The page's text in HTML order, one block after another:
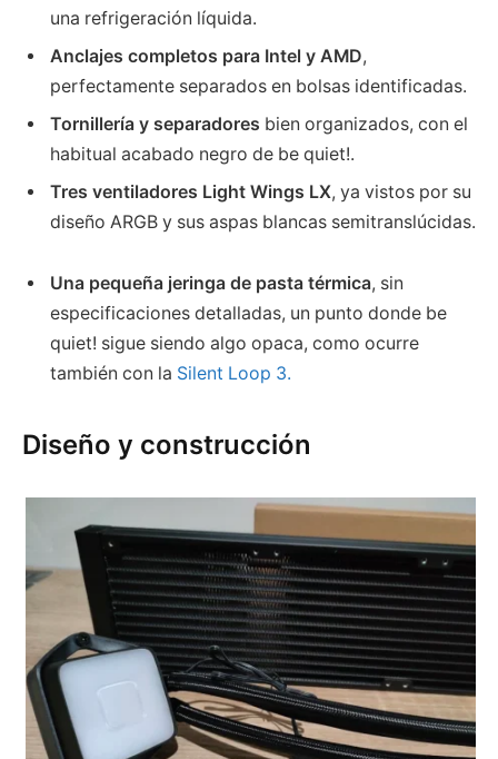
una refrigeración líquida.
Anclajes completos para Intel y AMD,
perfectamente separados en bolsas identificadas.
Tornillería y separadores bien organizados, con el
habitual acabado negro de be quiet!.
Tres ventiladores Light Wings LX, ya vistos por su
diseño ARGB y sus aspas blancas semitranslúcidas.
Una pequeña jeringa de pasta térmica, sin
especificaciones detalladas, un punto donde be
quiet! sigue siendo algo opaca, como ocurre
también con la Silent Loop 3.
Diseño y construcción